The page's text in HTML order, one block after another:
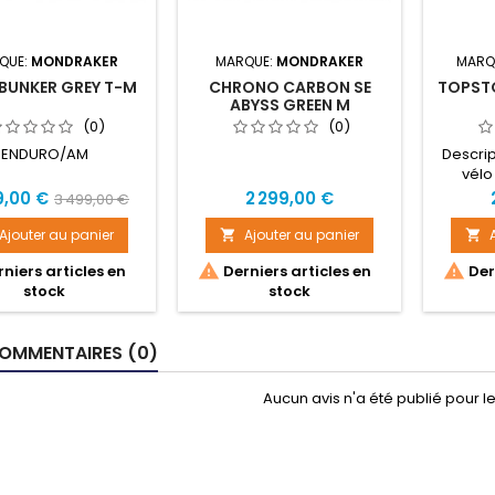
MONDRAKER
GREY T-M
(0)
ENDURO/AM
€ Prix
base
3 499,00 €
Ajouter au panier
articles en
stock
MARQUE: MONDRAKER
CHRONO CARBON SE
ABYSS GREEN M
(0)
Prix
2 299,00 €
 Ajouter au panier
 Derniers articles en
stock
une
et
sur la
le


(0)
Aucun avis n'a été publié pour